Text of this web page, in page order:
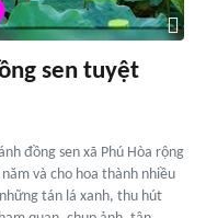
sen tuyệt
đồng sen xã Phú Hòa rộng
và cho hoa thành nhiều
tán lá xanh, thu hút